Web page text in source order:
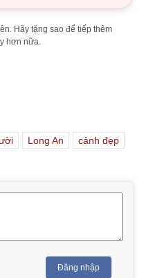
Hãy tặng sao để tiếp thêm
hơn nữa.
Long An cảnh đẹp
Đăng nhập